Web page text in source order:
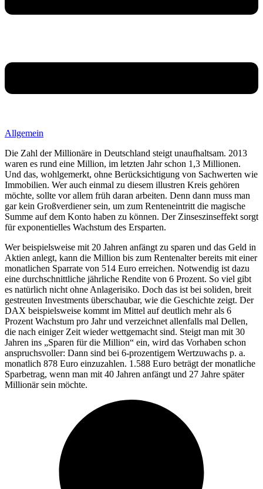
Allgemein
Die Zahl der Millionäre in Deutschland steigt unaufhaltsam. 2013
waren es rund eine Million, im letzten Jahr schon 1,3 Millionen.
Und das, wohlgemerkt, ohne Berücksichtigung von Sachwerten wie
Immobilien. Wer auch einmal zu diesem illustren Kreis gehören
möchte, sollte vor allem früh daran arbeiten. Denn dann muss man
gar kein Großverdiener sein, um zum Renteneintritt die magische
Summe auf dem Konto haben zu können. Der Zinseszinseffekt sorgt
für exponentielles Wachstum des Ersparten.
Wer beispielsweise mit 20 Jahren anfängt zu sparen und das Geld in
Aktien anlegt, kann die Million bis zum Rentenalter bereits mit einer
monatlichen Sparrate von 514 Euro erreichen. Notwendig ist dazu
eine durchschnittliche jährliche Rendite von 6 Prozent. So viel gibt
es natürlich nicht ohne Anlagerisiko. Doch das ist bei soliden, breit
gestreuten Investments überschaubar, wie die Geschichte zeigt. Der
DAX beispielsweise kommt im Mittel auf deutlich mehr als 6
Prozent Wachstum pro Jahr und verzeichnet allenfalls mal Dellen,
die nach einiger Zeit wieder wettgemacht sind. Steigt man mit 30
Jahren ins „Sparen für die Million“ ein, wird das Vorhaben schon
anspruchsvoller: Dann sind bei 6-prozentigem Wertzuwachs p. a.
monatlich 878 Euro einzuzahlen. 1.588 Euro beträgt der monatliche
Sparbetrag, wenn man mit 40 Jahren anfängt und 27 Jahre später
Millionär sein möchte.